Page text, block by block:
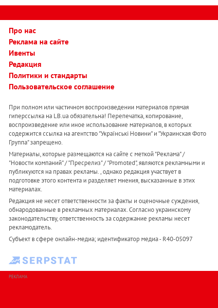
Про нас
Реклама на сайте
Ивенты
Редакция
Политики и стандарты
Пользовательское соглашение
При полном или частичном воспроизведении материалов прямая
гиперссылка на LB.ua обязательна! Перепечатка, копирование,
воспроизведение или иное использование материалов, в которых
содержится ссылка на агентство "Українськi Новини" и "Украинская Фото
Группа" запрещено.
Материалы, которые размещаются на сайте с меткой "Реклама" /
"Новости компаний" / "Пресрелиз" / "Promoted", являются рекламными и
публикуются на правах рекламы. , однако редакция участвует в
подготовке этого контента и разделяет мнения, высказанные в этих
материалах.
Редакция не несет ответственности за факты и оценочные суждения,
обнародованные в рекламных материалах. Согласно украинскому
законодательству, ответственность за содержание рекламы несет
рекламодатель.
Субъект в сфере онлайн-медиа; идентификатор медиа - R40-05097
РЕКЛАМА